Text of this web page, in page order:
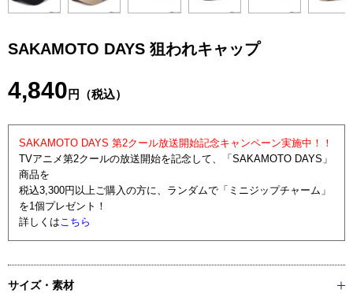
SAKAMOTO DAYS 狙われキャップ
4,840 円（税込）
SAKAMOTO DAYS 第2クール放送開始記念キャンペーン実施中！！
TVアニメ第2クールの放送開始を記念して、「SAKAMOTO DAYS」
商品を
税込3,300円以上ご購入の方に、ランダムで「ミニジップチャーム」
を1個プレゼント！
詳しくは こちら
サイズ・素材